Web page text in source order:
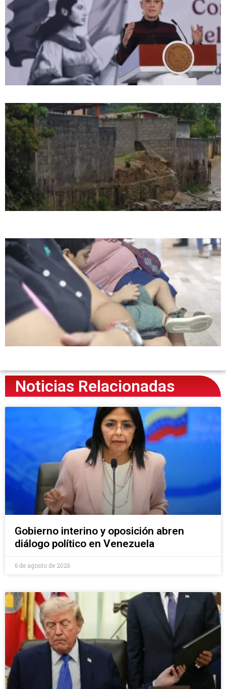
Noticias Relacionadas
Gobierno interino y oposición abren
diálogo político en Venezuela
6 de agosto de 2026